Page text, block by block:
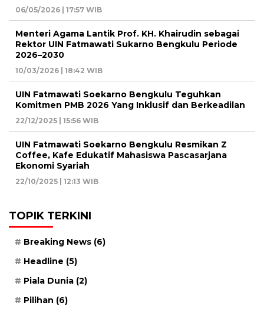
06/05/2026 | 17:57 WIB
Menteri Agama Lantik Prof. KH. Khairudin sebagai
Rektor UIN Fatmawati Sukarno Bengkulu Periode
2026–2030
10/03/2026 | 18:42 WIB
UIN Fatmawati Soekarno Bengkulu Teguhkan
Komitmen PMB 2026 Yang Inklusif dan Berkeadilan
22/12/2025 | 15:56 WIB
UIN Fatmawati Soekarno Bengkulu Resmikan Z
Coffee, Kafe Edukatif Mahasiswa Pascasarjana
Ekonomi Syariah
22/10/2025 | 12:13 WIB
TOPIK TERKINI
Breaking News (6)
Headline (5)
Piala Dunia (2)
Pilihan (6)